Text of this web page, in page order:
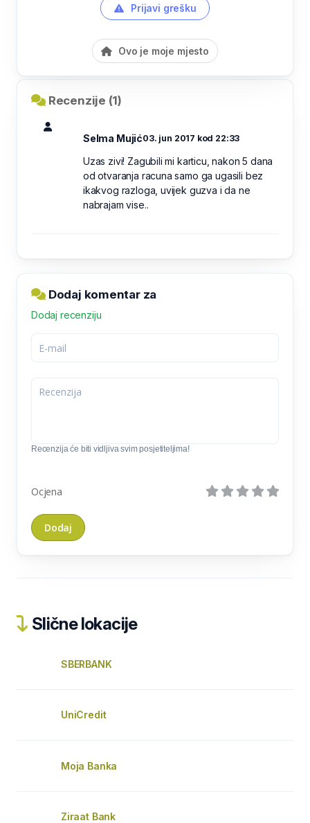
Prijavi grešku
Ovo je moje mjesto
Recenzije (1)
Selma Mujić03. jun 2017 kod 22:33
Uzas zivi! Zagubili mi karticu, nakon 5 dana
od otvaranja racuna samo ga ugasili bez
ikakvog razloga, uvijek guzva i da ne
nabrajam vise..
Dodaj komentar za
Dodaj recenziju
Recenzija će biti vidljiva svim posjetiteljima!
Ocjena
Slične lokacije
SBERBANK
UniCredit
Moja Banka
Ziraat Bank